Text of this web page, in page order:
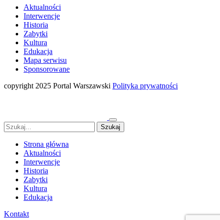
Aktualności
Interwencje
Historia
Zabytki
Kultura
Edukacja
Mapa serwisu
Sponsorowane
copyright 2025 Portal Warszawski Polityka prywatności
Strona główna
Aktualności
Interwencje
Historia
Zabytki
Kultura
Edukacja
Kontakt